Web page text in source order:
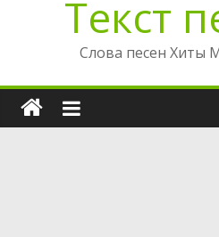
Текст
Слова песен Хиты